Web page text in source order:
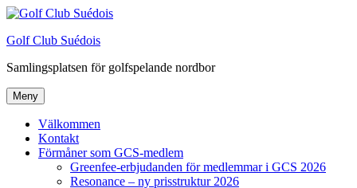
Hoppa
innehåll
Golf Club Suédois
Samlingsplatsen för golfspelande nordbor
Meny
Välkommen
Kontakt
Förmåner som GCS-medlem
Greenfee-erbjudanden för medlemmar i GCS 2026
Resonance – ny prisstruktur 2026